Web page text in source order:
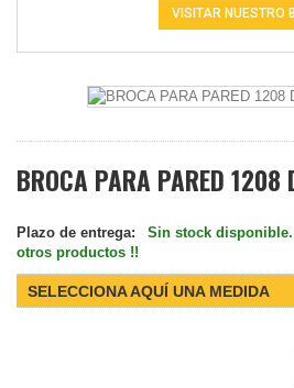
VISITAR NUESTRO
BROCA PARA PARED 1208
Plazo de entrega:
Sin stock disponible.
otros productos !!
SELECCIONA AQUÍ UNA MEDIDA